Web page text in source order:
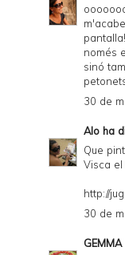
només
sinó
30 de
Alo ha
Que
Visca el
http://
30 de
GEMMA